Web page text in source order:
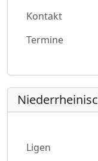
Kontakt
Termine
Ligen